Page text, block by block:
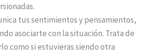
tus sentimientos y pensamientos,
asociarte con la situación. Trata de
como si estuvieras siendo otra